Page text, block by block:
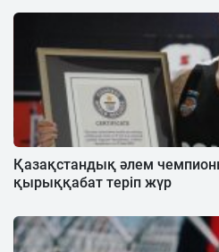
Қазақстандық әлем
қырыққабат теріп жүр